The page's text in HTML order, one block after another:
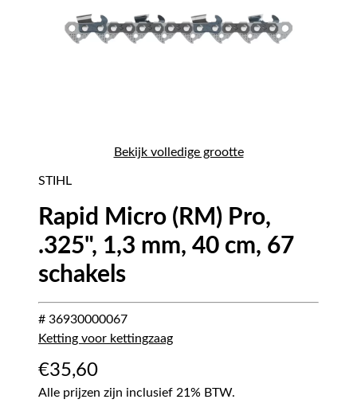
Bekijk volledige grootte
STIHL
Rapid Micro (RM) Pro,
.325", 1,3 mm, 40 cm, 67
schakels
# 36930000067
Ketting voor kettingzaag
€35,60
Alle prijzen zijn inclusief 21% BTW.